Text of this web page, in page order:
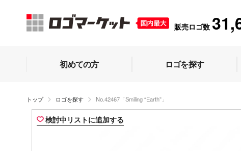
販売ロゴ数
初めての方 ロゴを探す
トップ ロゴを探す No.42467「Smiling “Earth”」
検討中リストに追加する